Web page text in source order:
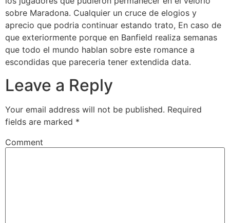
sobre Maradona. Cualquier un cruce de elogios y
aprecio que podria continuar estando trato, En caso de
que exteriormente porque en Banfield realiza semanas
que todo el mundo hablan sobre este romance a
escondidas que pareceria tener extendida data.
Leave a Reply
Your email address will not be published. Required
fields are marked *
Comment